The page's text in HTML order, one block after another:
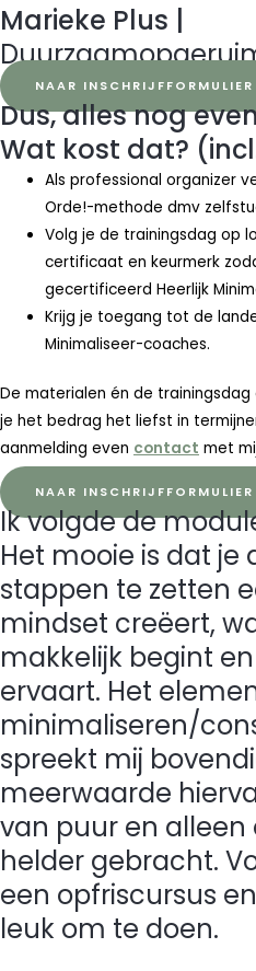
Marieke Plus |
NAAR INSCHRIJFFORMULIER
Dus, alles nog
Wat kost dat?
Als professional organizer
Orde!-methode dmv
Volg je de trainingsdag op
certificaat en keurmerk
gecertificeerd Heerlijk
Krijg je toegang tot de
Minimaliseer-coaches.
De materialen én de
je het bedrag het liefst in
aanmelding even contact met
NAAR INSCHRIJFFORMULIER
Ik volgde de
Het mooie is dat je
stappen te zetten
mindset creëert,
makkelijk begint
ervaart. Het
minimaliseren/
spreekt mij
meerwaarde
van puur en
helder gebracht.
een opfriscursus
leuk om te doen.